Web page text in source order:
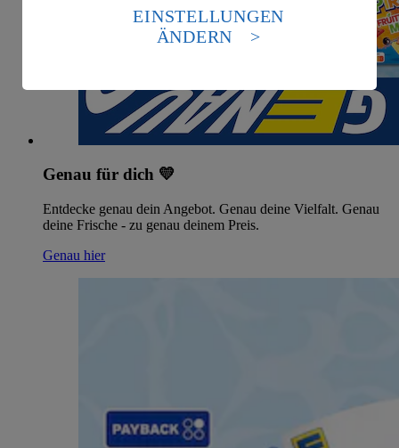
Genau für dich 💛
Entdecke genau dein Angebot. Genau deine Vielfalt. Genau
deine Frische - zu genau deinem Preis.
Genau hier
die USA als Land mit einem nach europäischen
Standards nicht angemessenen Datenschutzniveau an.
Es besteht das Risiko eines Zugriffs durch US-
Informationen zum Herausgeber der Seite findest du
Impressum
EINSTELLUNGEN
ÄNDERN